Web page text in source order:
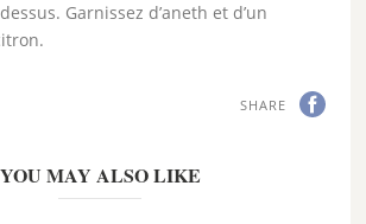
Garnissez d’aneth et d’un
SHARE
YOU MAY ALSO LIKE